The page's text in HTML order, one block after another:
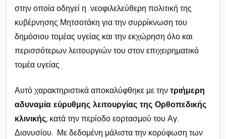
στην οποία οδηγεί η νεοφιλελεύθερη πολιτική της
κυβέρνησης Μητσοτάκη για την συρρίκνωση του
δημόσιου τομέας υγείας και την εκχώρηση όλο και
περισσότερων λειτουργιών του στον επιχειρηματικό
τομέα υγείας
Αυτό χαρακτηριστικά αποκαλύφθηκε με την τριήμερη
αδυναμία εύρυθμης λειτουργίας της Ορθοπεδικής
κλινικής, κατά την περίοδο εορτασμού του Αγ.
Διονυσίου. Με δεδομένη μάλιστα την κορύφωση των